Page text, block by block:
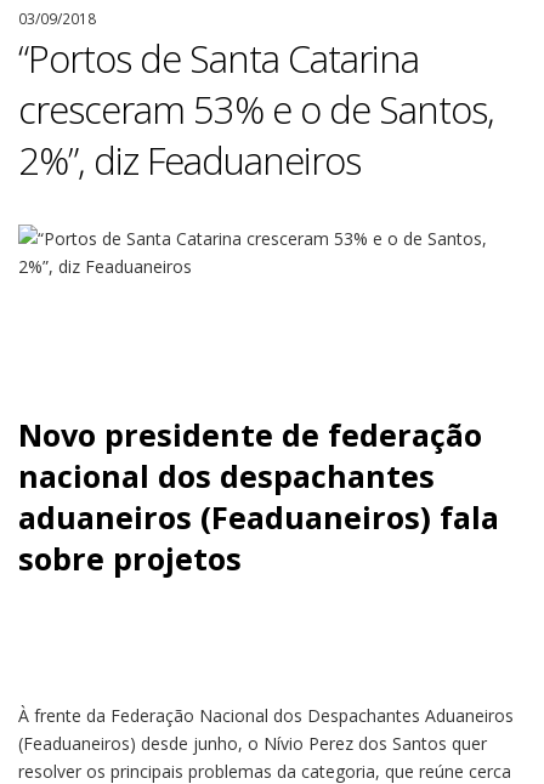
03/09/2018
“Portos de Santa Catarina
cresceram 53% e o de Santos,
2%”, diz Feaduaneiros
Novo presidente de federação
nacional dos despachantes
aduaneiros (Feaduaneiros) fala
sobre projetos
À frente da Federação Nacional dos Despachantes Aduaneiros
(Feaduaneiros) desde junho, o Nívio Perez dos Santos quer
resolver os principais problemas da categoria, que reúne cerca